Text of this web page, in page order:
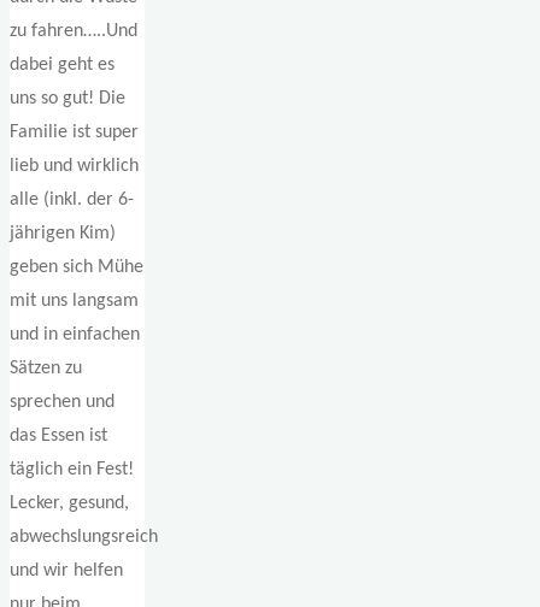
zu fahren…..Und
dabei geht es
uns so gut! Die
Familie ist super
lieb und wirklich
alle (inkl. der 6-
jährigen Kim)
geben sich Mühe
mit uns langsam
und in einfachen
Sätzen zu
sprechen und
das Essen ist
täglich ein Fest!
Lecker, gesund,
abwechslungsreich
und wir helfen